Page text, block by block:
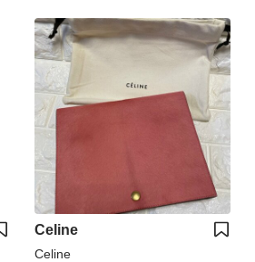
Celine
Celine